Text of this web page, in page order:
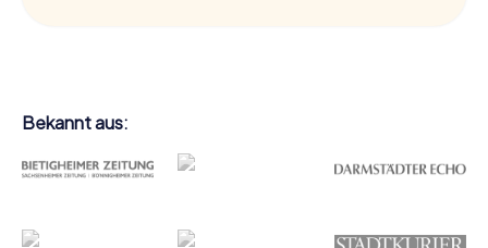
Bekannt aus: